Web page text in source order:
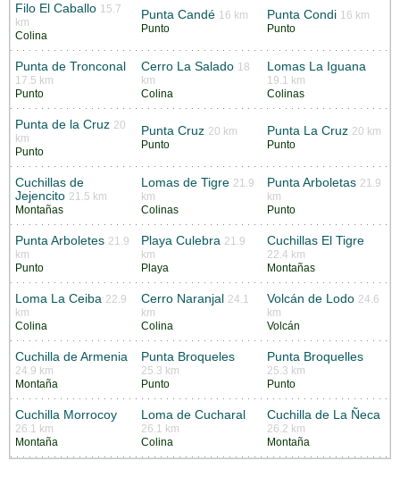
Filo El Caballo 15.7
km
Colina
Punta Candé 16 km
Punto
Punta Condi 16 km
Punto
Punta de Tronconal
17.5 km
Punto
Cerro La Salado 18
km
Colina
Lomas La Iguana
19.1 km
Colinas
Punta de la Cruz 20
km
Punto
Punta Cruz 20 km
Punto
Punta La Cruz 20 km
Punto
Cuchillas de
Jejencito 21.5 km
Montañas
Lomas de Tigre 21.9
km
Colinas
Punta Arboletas 21.9
km
Punto
Punta Arboletes 21.9
km
Punto
Playa Culebra 21.9
km
Playa
Cuchillas El Tigre
22.4 km
Montañas
Loma La Ceiba 22.9
km
Colina
Cerro Naranjal
24.1
km
Colina
Volcán de Lodo 24.6
km
Volcán
Cuchilla de Armenia
24.9 km
Montaña
Punta Broqueles
25.3 km
Punto
Punta Broquelles
25.3 km
Punto
Cuchilla Morrocoy
26.1 km
Montaña
Loma de Cucharal
26.1 km
Colina
Cuchilla de La Ñeca
26.2 km
Montaña